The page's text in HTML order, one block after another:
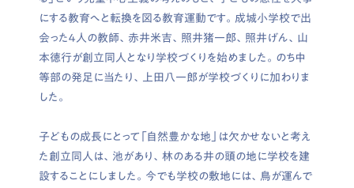
にする教育へと転換を図る教育運動です。成城小学校で出
会った４人の教師、赤井米吉、照井猪一郎、照井げん、山
本徳行が創立同人となり学校づくりを始めました。のち中
等部の発足に当たり、上田八一郎が学校づくりに加わりま
した。
子どもの成長にとって「自然豊かな地」は欠かせないと考え
た創立同人は、池があり、林のある井の頭の地に学校を建
設することにしました。今でも学校の敷地には、鳥が運んで